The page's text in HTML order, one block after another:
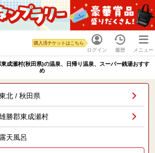
ログイン
購入済チケットはこちら
履歴 メニュー
成瀬村(秋田県)の温泉、日帰り温泉、スーパー銭湯おすす
め
北 / 秋田県
勝郡東成瀬村
露天風呂